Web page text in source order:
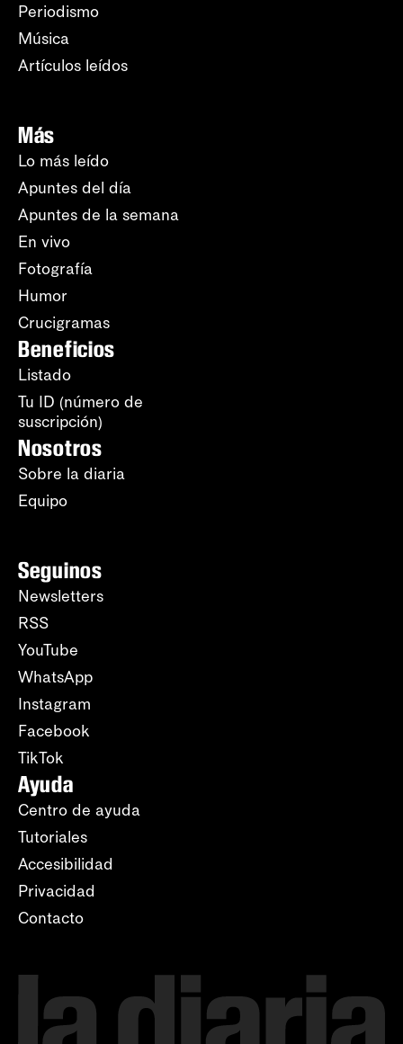
Periodismo
Música
Artículos leídos
Más
Lo más leído
Apuntes del día
Apuntes de la semana
En vivo
Fotografía
Humor
Crucigramas
Beneficios
Listado
Tu ID (número de
suscripción)
Nosotros
Sobre la diaria
Equipo
Seguinos
Newsletters
RSS
YouTube
WhatsApp
Instagram
Facebook
TikTok
Ayuda
Centro de ayuda
Tutoriales
Accesibilidad
Privacidad
Contacto